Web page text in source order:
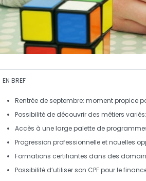
EN BREF
Rentrée de septembre: moment propice
Possibilité de découvrir des métiers variés:
Accès à une large palette de
Progression professionnelle etnouelles
Formations certifiantes dans des
Possibilité d’utiliser son CPFpour le